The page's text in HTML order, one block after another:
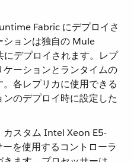
Fabric にデプロイさ
ションは独自の Mule
デプロイされます。レプ
ーションとランタイムの
各レプリカに使用できる
のデプロイ時に設定した
カスタム Intel Xeon E5-
を使用するコントローラ